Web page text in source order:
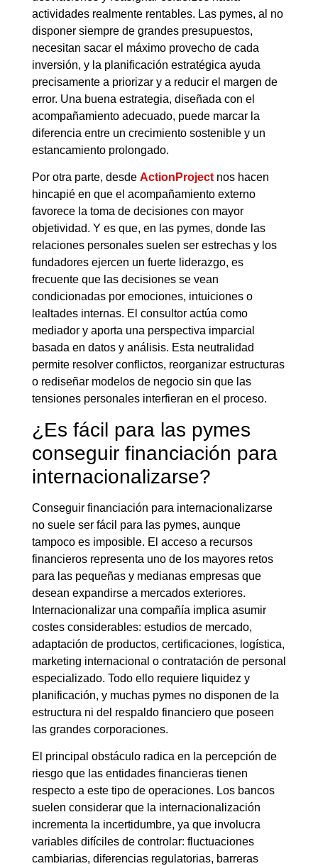
actividades realmente rentables. Las pymes, al no
disponer siempre de grandes presupuestos,
necesitan sacar el máximo provecho de cada
inversión, y la planificación estratégica ayuda
precisamente a priorizar y a reducir el margen de
error. Una buena estrategia, diseñada con el
acompañamiento adecuado, puede marcar la
diferencia entre un crecimiento sostenible y un
estancamiento prolongado.
Por otra parte, desde ActionProjectnos hacen
hincapié en que el acompañamiento externo
favorece la toma de decisiones con mayor
objetividad. Y es que, en las pymes, donde las
relaciones personales suelen ser estrechas y los
fundadores ejercen un fuerte liderazgo, es
frecuente que las decisiones se vean
condicionadas por emociones, intuiciones o
lealtades internas. El consultor actúa como
mediador y aporta una perspectiva imparcial
basada en datos y análisis. Esta neutralidad
permite resolver conflictos, reorganizar estructuras
o rediseñar modelos de negocio sin que las
tensiones personales interfieran en el proceso.
¿Es fácil para las pymes
conseguir financiación para
internacionalizarse?
Conseguir financiación para internacionalizarse
no suele ser fácil para las pymes, aunque
tampoco es imposible. El acceso a recursos
financieros representa uno de los mayores retos
para las pequeñas y medianas empresas que
desean expandirse a mercados exteriores.
Internacionalizar una compañía implica asumir
costes considerables: estudios de mercado,
adaptación de productos, certificaciones, logística,
marketing internacional o contratación de personal
especializado. Todo ello requiere liquidez y
planificación, y muchas pymes no disponen de la
estructura ni del respaldo financiero que poseen
las grandes corporaciones.
El principal obstáculo radica en la percepción de
riesgo que las entidades financieras tienen
respecto a este tipo de operaciones. Los bancos
suelen considerar que la internacionalización
incrementa la incertidumbre, ya que involucra
variables difíciles de controlar: fluctuaciones
cambiarias, diferencias regulatorias, barreras